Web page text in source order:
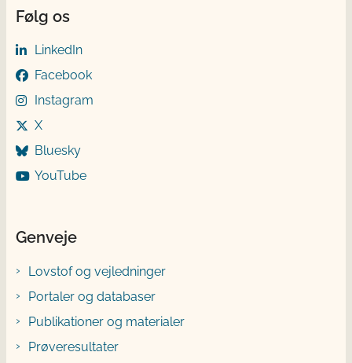
Følg os
LinkedIn
Facebook
Instagram
X
Bluesky
YouTube
Genveje
Lovstof og vejledninger
Portaler og databaser
Publikationer og materialer
Prøveresultater